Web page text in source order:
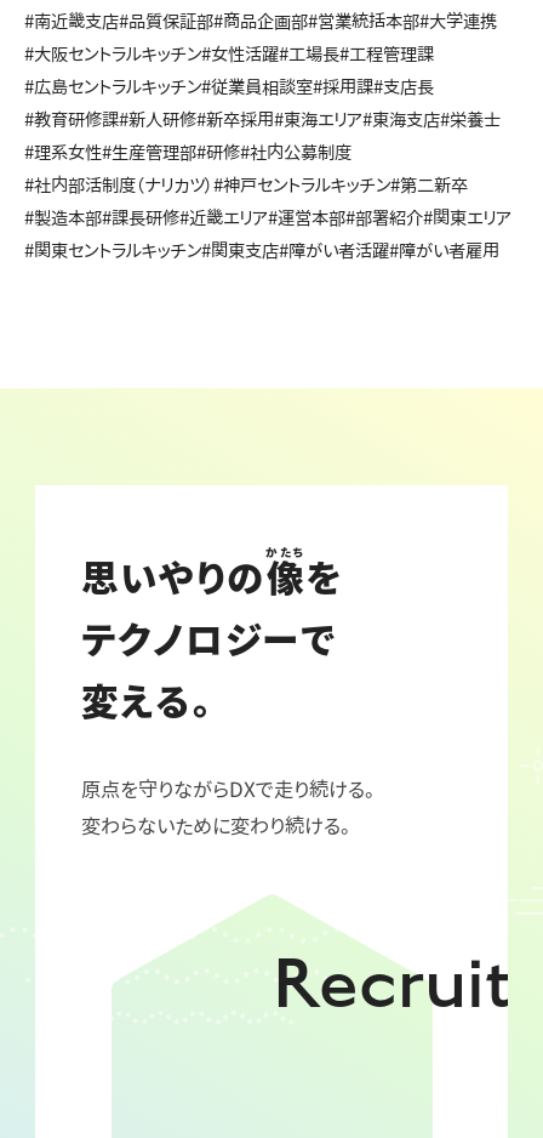
#南近畿支店#品質保証部#商品企画部#営業統括本部#大学連携
#大阪セントラルキッチン#女性活躍#工場長#工程管理課
#広島セントラルキッチン#従業員相談室#採用課#支店長
#教育研修課#新人研修#新卒採用#東海エリア#東海支店#栄養士
#理系女性#生産管理部#研修#社内公募制度
#社内部活制度（ナリカツ） #神戸セントラルキッチン#第二新卒
#製造本部#課長研修#近畿エリア#運営本部#部署紹介#関東エリア
#関東セントラルキッチン#関東支店#障がい者活躍#障がい者雇用
思いやりの像
かたち
を
テクノロジーで
変える。
原点を守りながらDXで走り続ける。
変わらないために変わり続ける。
Recruit